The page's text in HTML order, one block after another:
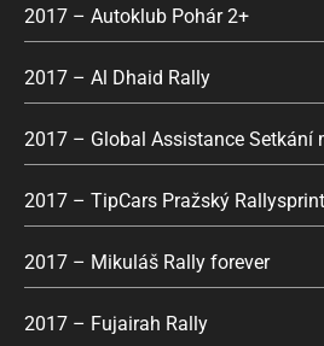
2017 – Autoklub Pohár 2+
2017 – Al Dhaid Rally
2017 – Global Assistance Setkání
2017 – TipCars Pražský Rallysprint
2017 – Mikuláš Rally forever
2017 – Fujairah Rally